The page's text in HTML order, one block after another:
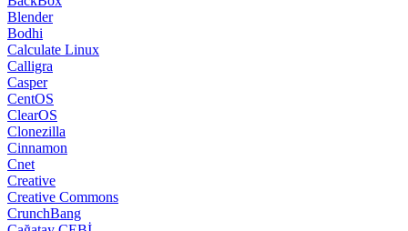
Blender
Bodhi
Calculate Linux
Calligra
Casper
CentOS
ClearOS
Clonezilla
Cinnamon
Cnet
Creative
Creative Commons
CrunchBang